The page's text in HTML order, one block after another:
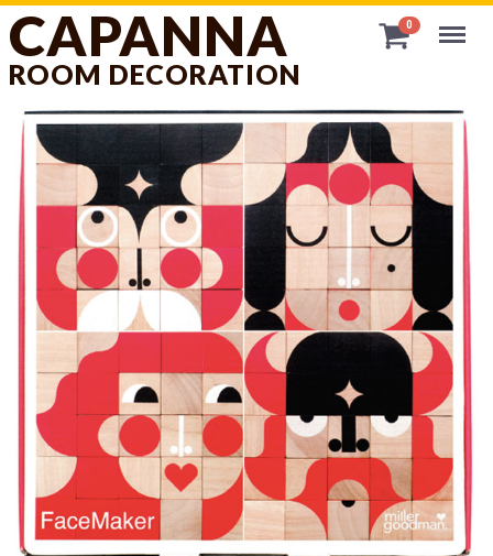
CAPANNA
ROOM DECORATION
0 Menu